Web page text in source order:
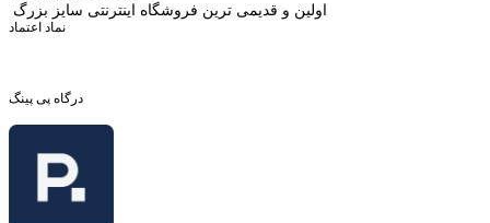
اولین و قدیمی ترین فروشگاه اینترنتی سایز بزرگ
نماد اعتماد
درگاه پی پینگ